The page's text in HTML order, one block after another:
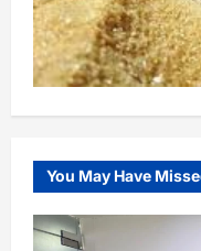
You May Have